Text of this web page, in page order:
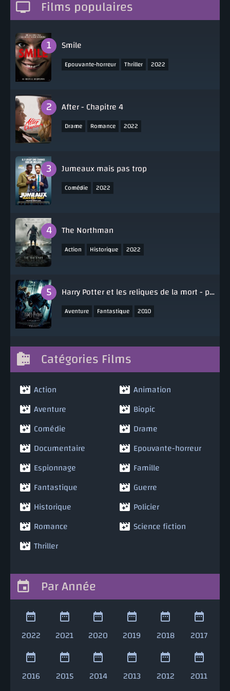
Films populaires
Smile
Epouvante-horreur Thriller 2022
After - Chapitre 4
Drame Romance 2022
Jumeaux mais pas trop
Comédie 2022
The Northman
Action Historique 2022
Harry Potter et les reliques de la mort - partie 1
Aventure Fantastique 2010
Catégories Films
Action
Animation
Aventure
Biopic
Comédie
Drame
Documentaire
Epouvante-horreur
Espionnage
Famille
Fantastique
Guerre
Historique
Policier
Romance
Science fiction
Thriller
Par Année
2022 2021 2020 2019 2018 2017
2016 2015 2014 2013 2012 2011